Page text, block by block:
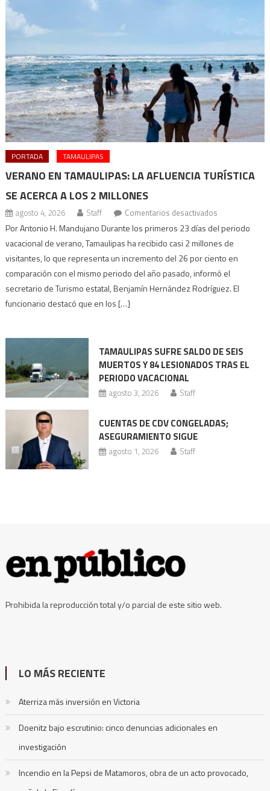
PORTADA TAMAULIPAS
VERANO EN TAMAULIPAS: LA AFLUENCIA TURÍSTICA
SE ACERCA A LOS 2 MILLONES
agosto 4, 2026 Staff Comentarios desactivadosen
Verano
en
Tamaulipas:
la
turística
los
2
Por Antonio H. Mandujano Durante los primeros 23 días del periodo
vacacional de verano, Tamaulipas ha recibido casi 2 millones de
visitantes, lo que representa un incremento del 26 por ciento en
comparación con el mismo periodo del año pasado, informó el
secretario de Turismo estatal, Benjamín Hernández Rodríguez. El
funcionario destacó que en los […]
TAMAULIPAS SUFRE SALDO DE SEIS
MUERTOS Y 84 LESIONADOS TRAS EL
PERIODO VACACIONAL
agosto 3, 2026 Staff
CUENTAS DE CDV CONGELADAS;
ASEGURAMIENTO SIGUE
agosto 1, 2026 Staff
Prohibida la reproducción total y/o parcial de este sitio web.
LO MÁS RECIENTE
Aterriza más inversión en Victoria
Doenitz bajo escrutinio: cinco denuncias adicionales en
investigación
Incendio en la Pepsi de Matamoros, obra de un acto provocado,